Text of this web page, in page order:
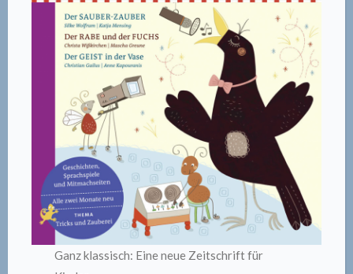
Ganz klassisch: Eine neue Zeitschrift für